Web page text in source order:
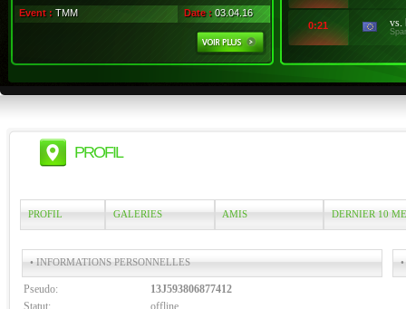
Event : TMM Date : 03.04.16
0:21 vs.
PROFIL
PROFIL GALERIES AMIS DERNIER 10
• INFORMATIONS PERSONNELLES
Pseudo:
13J593806877412
Statut:
offline
•